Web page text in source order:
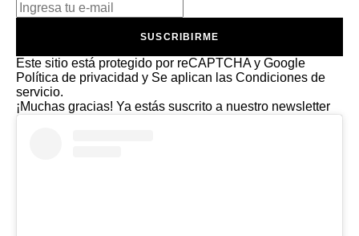
SUSCRIBIRME
Este sitio está protegido por reCAPTCHA y Google
Política de privacidad y Se aplican las Condiciones de
servicio.
¡Muchas gracias! Ya estás suscrito a nuestro newsletter